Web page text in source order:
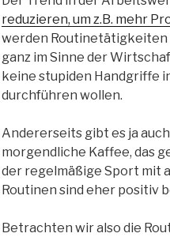
reduzieren, um z.B. mehr
werden Routinetätigkeiten
ganz im Sinne der
keine stupiden Handgriffe
durchführen wollen.
Andererseits gibt es ja
morgendliche Kaffee, das
der regelmäßige Sport mit
Routinen sind eher positiv
Betrachten wir also die